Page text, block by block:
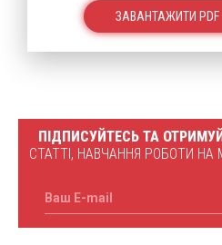
ЗАВАНТАЖИТИ PDF
ПІДПИСУЙТЕСЬ ТА
СТАТТІ, НАВЧАННЯ РОБОТИ
Ваш E-mail